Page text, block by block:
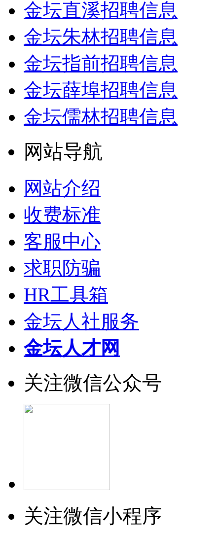
金坛直溪招聘信息
金坛朱林招聘信息
金坛指前招聘信息
金坛薛埠招聘信息
金坛儒林招聘信息
网站导航
网站介绍
收费标准
客服中心
求职防骗
HR工具箱
金坛人社服务
金坛人才网
关注微信公众号
关注微信小程序